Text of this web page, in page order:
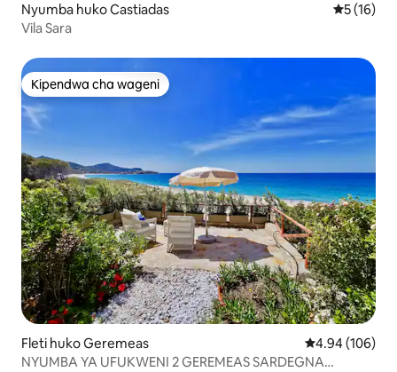
Nyumba huko Castiadas Ukadiriaji
5 (16)
Vila Sara
Kipendwa cha wageni
Kipendwa cha wageni
Fleti huko Geremeas Ukadiriaji wa
4.94 (106)
NYUMBA YA UFUKWENI 2 GEREMEAS SARDEGNA